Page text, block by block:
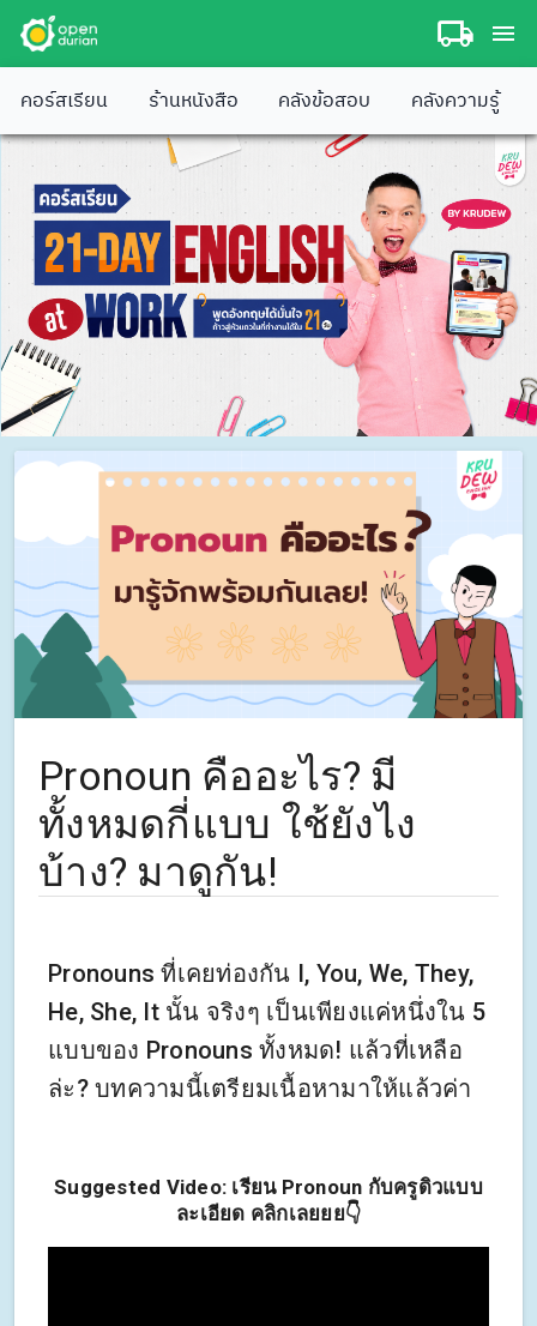
คอร์สเรียน ร้านหนังสือ คลังข้อสอบ คลังความรู้
Pronoun คืออะไร? มี
ทั้งหมดกี่แบบ ใช้ยังไง
บ้าง? มาดูกัน!
Pronouns ที่เคยท่องกัน I, You, We, They,
He, She, It นั้น จริงๆ เป็นเพียงแค่หนึ่งใน 5
แบบของ Pronouns ทั้งหมด! แล้วที่เหลือ
ล่ะ? บทความนี้เตรียมเนื้อหามาให้แล้วค่า
Suggested Video: เรียน Pronoun กับครูดิวแบบ
ละเอียด คลิกเลยยย👇